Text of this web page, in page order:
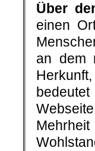
Über
einen
an dem